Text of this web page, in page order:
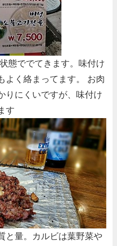
態ででてきます。味付け
よく絡まってます。 お肉
りにくいですが、味付け
す
と量。カルビは葉野菜や